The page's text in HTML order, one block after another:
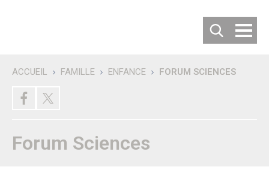
Le Comité de Jumelage
Les 50 ans du Jumelage avec Langenfeld
ACCUEIL FAMILLE ENFANCE FORUM SCIENCES
Forum Sciences